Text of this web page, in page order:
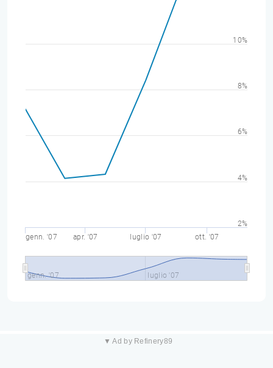
genn. '07 apr. '07 luglio '07 ott. '07
genn. '07 luglio '07
2%
4%
6%
8%
10%
▼ Ad by Refinery89